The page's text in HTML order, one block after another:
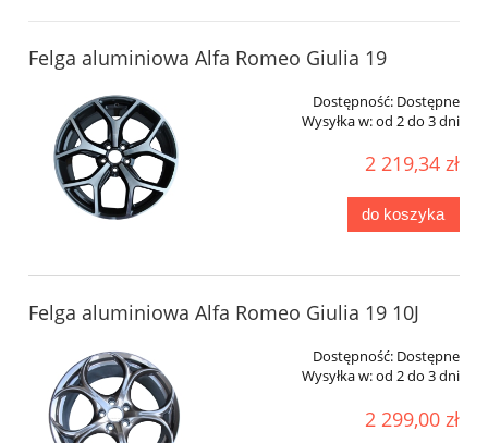
Felga aluminiowa Alfa Romeo Giulia 19
Dostępność: Dostępne
Wysyłka w:od 2 do 3 dni
2 219,34 zł
do koszyka
Felga aluminiowa Alfa Romeo Giulia 19 10J
Dostępność: Dostępne
Wysyłka w:od 2 do 3 dni
2 299,00 zł